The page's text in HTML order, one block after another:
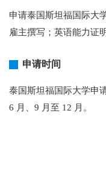
申请泰国斯坦福国际大
雇主撰写；英语能力证
申请时间
泰国斯坦福国际大学申
6 月、9 月至 12 月。